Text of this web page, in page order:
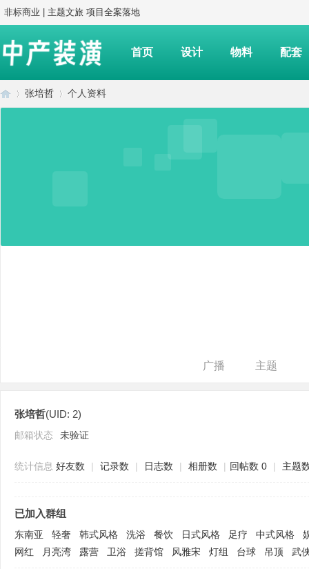
非标商业 | 主题文旅 项目全案落地
首页 设计 物料 配套
张培哲 个人资料
广播 主题
张培哲(UID: 2)
邮箱状态 未验证
统计信息 好友数 | 记录数 | 日志数 | 相册数 | 回帖数 0 | 主题
已加入群组
东南亚 轻奢 韩式风格 洗浴 餐饮 日式风格 足疗 中式风格
网红
月亮湾 露营 卫浴 搓背馆 风雅宋 灯组 台球 吊顶 武